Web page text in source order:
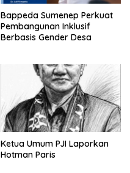
Bappeda Sumenep Perkuat
Pembangunan Inklusif
Berbasis Gender Desa
Ketua Umum PJI Laporkan
Hotman Paris